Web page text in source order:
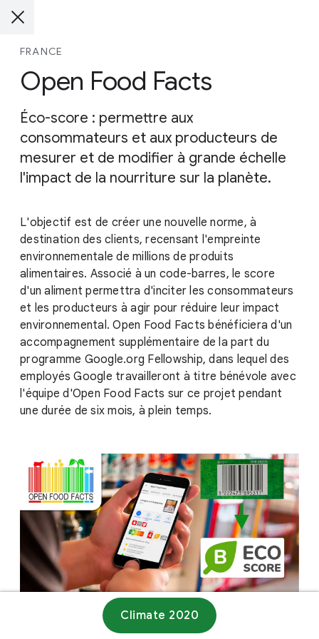
FRANCE
Open Food Facts
Éco-score : permettre aux
consommateurs et aux producteurs de
mesurer et de modifier à grande échelle
l'impact de la nourriture sur la planète.
L'objectif est de créer une nouvelle norme, à
destination des clients, recensant l'empreinte
environnementale de millions de produits
alimentaires. Associé à un code-barres, le score
d'un aliment permettra d'inciter les consommateurs
et les producteurs à agir pour réduire leur impact
environnemental. Open Food Facts bénéficiera d'un
accompagnement supplémentaire de la part du
programme Google.org Fellowship, dans lequel des
employés Google travailleront à titre bénévole avec
l'équipe d'Open Food Facts sur ce projet pendant
une durée de six mois, à plein temps.
Climate 2020